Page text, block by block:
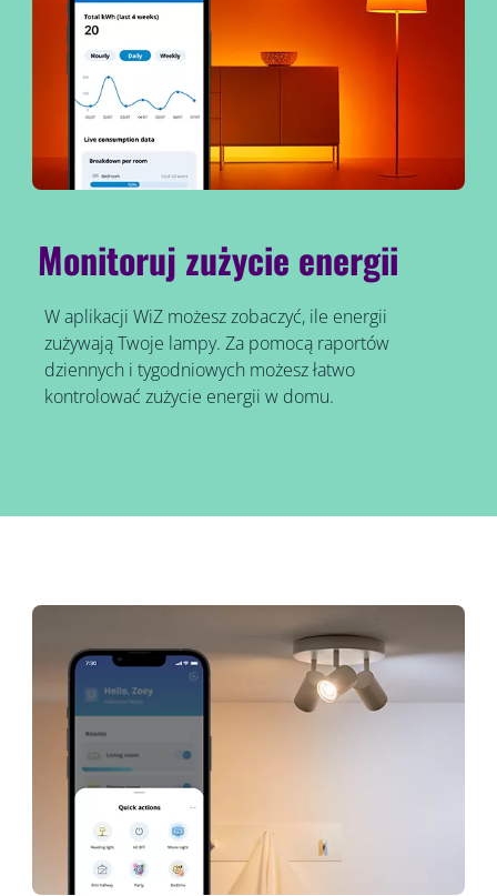
Monitoruj zużycie energii
W aplikacji WiZ możesz zobaczyć, ile energii
zużywają Twoje lampy. Za pomocą raportów
dziennych i tygodniowych możesz łatwo
kontrolować zużycie energii w domu.